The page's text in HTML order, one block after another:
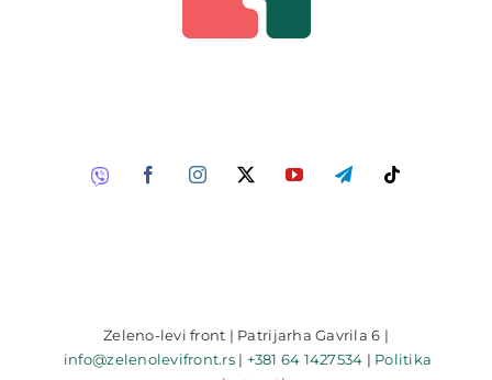
Zeleno-levi front | Patrijarha Gavrila 6 |
info@zelenolevifront.rs| +381 64 1427534 | Politika